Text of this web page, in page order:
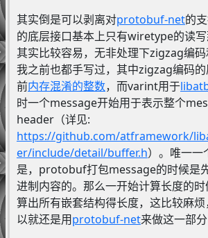
其实倒是可以剥离对protobuf-net的
的底层接口基本上只有wiretype的读
其实比较容易，无非处理下zigzag编
我之前也都手写过，其中zigzag编码
前内存混淆的整数，而varint用于
时一个message开始用于表示整个
header（详见:
https://github.com/atframework/
er/include/detail/buffer.h）。唯一一
是，protobuf打包message的时候是
进制内容的。那么一开始计算长度的
算出所有嵌套结构得长度，这比较麻
以就还是用protobuf-net来做这一部分